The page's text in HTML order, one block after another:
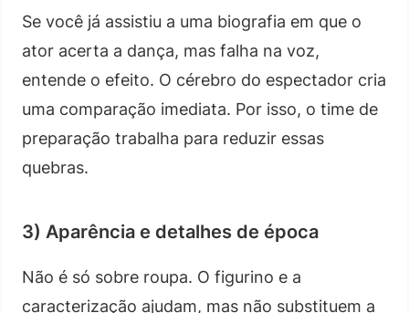
Se você já assistiu a uma biografia em que o
ator acerta a dança, mas falha na voz,
entende o efeito. O cérebro do espectador cria
uma comparação imediata. Por isso, o time de
preparação trabalha para reduzir essas
quebras.
3) Aparência e detalhes de época
Não é só sobre roupa. O figurino e a
caracterização ajudam, mas não substituem a